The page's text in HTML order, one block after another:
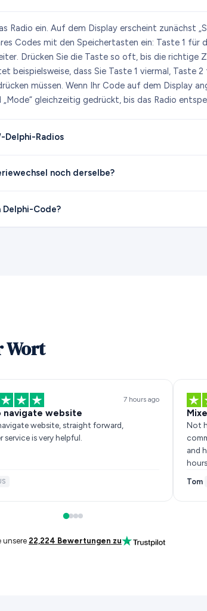
Radio ein. Auf dem Display erscheint zunächst
Codes mit den Speichertasten ein: Taste 1 für
Drücken Sie die Taste so oft, bis die richtige
beispielsweise, dass Sie Taste 1 viermal, Taste
müssen. Wenn Ihr Code auf dem Display
„Mode“ gleichzeitig gedrückt, bis das Radio
Delphi-Radios
noch derselbe?
Code?
Wort
7 hours ago
navigate website
website, straight forward,
service is very helpful.
Not
and
Tom·
unsere 22,224 Bewertungen zu